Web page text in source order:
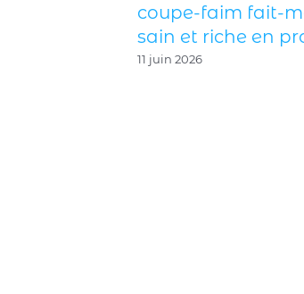
coupe-faim fait-maison,
sain et riche en protéines !